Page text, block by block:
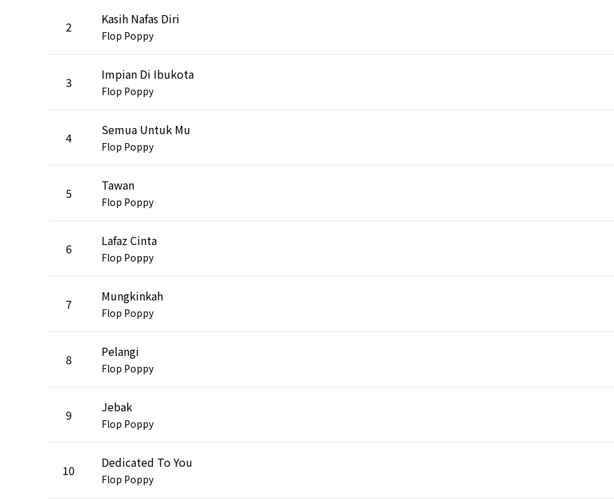
2 Kasih Nafas Diri
Flop Poppy
3 Impian Di Ibukota
Flop Poppy
4 Semua Untuk Mu
Flop Poppy
5 Tawan
Flop Poppy
6 Lafaz Cinta
Flop Poppy
7 Mungkinkah
Flop Poppy
8 Pelangi
Flop Poppy
9 Jebak
Flop Poppy
10 Dedicated To You
Flop Poppy